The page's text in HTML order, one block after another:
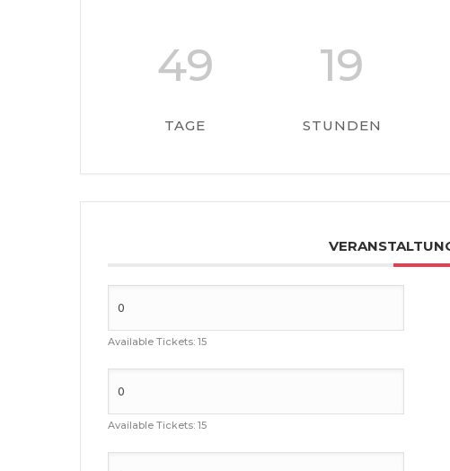
49
TAGE
19
STUNDEN
Available Tickets: 15
Available Tickets: 15